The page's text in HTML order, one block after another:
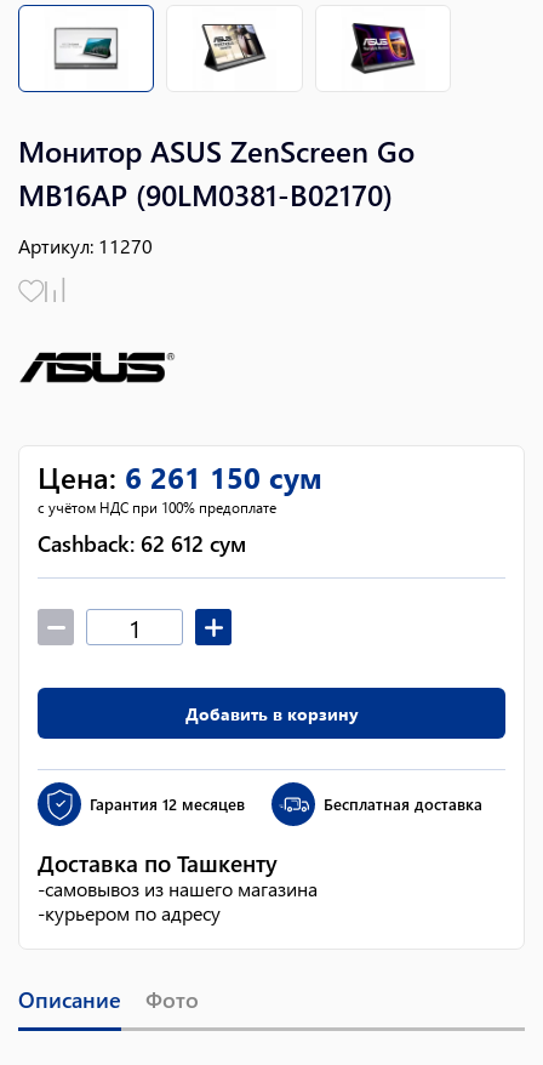
Монитор ASUS ZenScreen Go
MB16AP (90LM0381-B02170)
Артикул: 11270
Цена: 6 261 150 сум
с учётом НДС при 100% предоплате
Cashback: 62 612 сум
Добавить в корзину
Гарантия 12 месяцев Бесплатная доставка
Доставка по Ташкенту
-самовывоз из нашего магазина
-курьером по адресу
Описание Фото